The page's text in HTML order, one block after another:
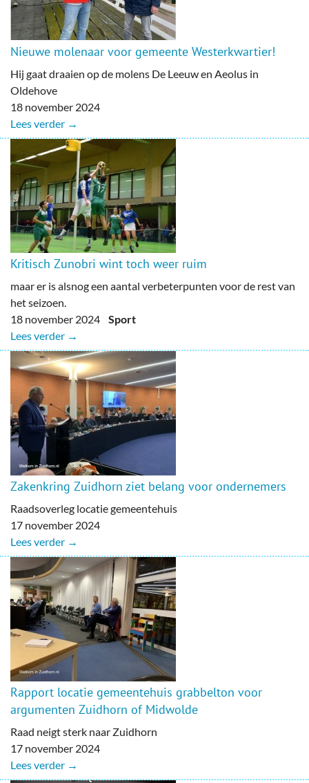
Nieuwe molenaar voor gemeente Westerkwartier!
Hij gaat draaien op de molens De Leeuw en Aeolus in
Oldehove
18 november 2024
Lees verder →
Kritisch Zunobri wint toch weer ruim
maar er is alsnog een aantal verbeterpunten voor de rest van
het seizoen.
18 november 2024 Sport
Lees verder →
Zakenkring Zuidhorn ziet belang voor ondernemers
Raadsoverleg locatie gemeentehuis
17 november 2024
Lees verder →
Rapport locatie gemeentehuis grabbelton voor
argumenten Zuidhorn of Midwolde
Raad neigt sterk naar Zuidhorn
17 november 2024
Lees verder →